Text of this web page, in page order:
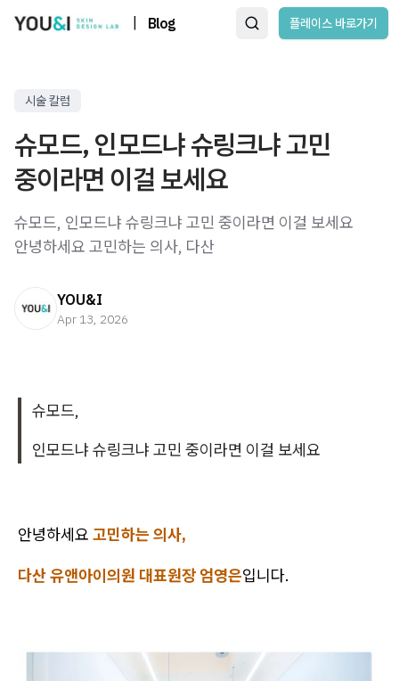
Blog 플레이스 바로가기
시술 칼럼
슈모드, 인모드냐 슈링크냐 고민
중이라면 이걸 보세요
슈모드, 인모드냐 슈링크냐 고민 중이라면 이걸 보세요 ​
안녕하세요 고민하는 의사, 다산
YOU&I
Apr 13, 2026
슈모드,
인모드냐 슈링크냐 고민 중이라면 이걸 보세요
안녕하세요 고민하는 의사,
다산 유앤아이의원 대표원장 엄영은입니다.